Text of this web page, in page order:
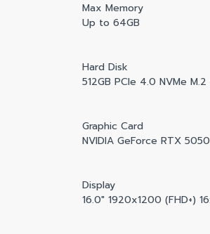
Max Memory
Up to 64GB
Hard Disk
512GB PCIe 4.0 NVMe M.2
Graphic Card
NVIDIA GeForce RTX
Display
16.0" 1920x1200 (FHD+)